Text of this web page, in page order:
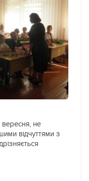
вересня, не
відчуттями з